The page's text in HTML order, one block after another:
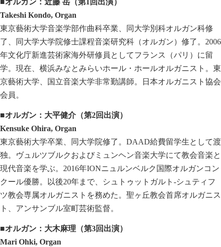
オルガン：近藤 岳 （第
回出演）
Takeshi Kondo, Organ
東京藝術大学音楽学部作曲科卒業、同大学別科オルガン科修
了、同大学大学院修士課程音楽研究科（オルガン）修了。2006
年文化庁新進芸術家海外研修員としてフランス（パリ）に留
学。現在、横浜みなとみらいホール・ホールオルガニスト。東
京藝術大学、国立音楽大学非常勤講師。日本オルガニスト協会
会員。
■オルガン：大平健介（第2回出演）
Kensuke Ohira, Organ
東京藝術大学卒業、同大学院修了。DAAD給費留学生として渡
独。ヴュルツブルクおよびミュンヘン音楽大学にて教会音楽と
現代音楽を学ぶ。2016年IONニュルンベルク国際オルガンコン
クール優勝。以後20年まで、シュトゥットガルト-シュティフ
ツ教会専属オルガニストを務めた。聖ヶ丘教会首席オルガニス
ト、アンサンブル室町芸術監督。
■オルガン：大木麻理（第3回出演）
Mari Ohki, Organ